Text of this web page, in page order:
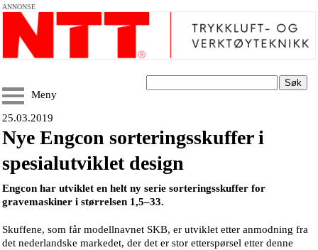
ANNONSE
Søk
Meny
25.03.2019
Nye Engcon sorteringsskuffer i
spesialutviklet design
Engcon har utviklet en helt ny serie sorteringsskuffer for
gravemaskiner i størrelsen 1,5–33.
Skuffene, som får modellnavnet SKB, er utviklet etter anmodning fra
det nederlandske markedet, der det er stor etterspørsel etter denne